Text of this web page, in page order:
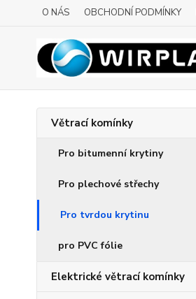
O NÁS OBCHODNÍ PODMÍNKY
Větrací komínky
Pro bitumenní krytiny
Pro plechové střechy
Pro tvrdou krytinu
pro PVC fólie
Elektrické větrací komínky